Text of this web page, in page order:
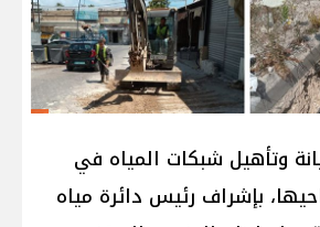
وتأهيل شبكات المياه في
بإشراف رئيس دائرة مياه